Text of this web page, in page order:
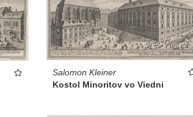
Salomon Kleiner
Kostol Minoritov vo Viedni